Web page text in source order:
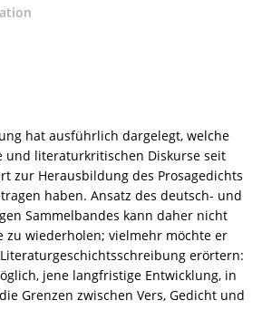
hat ausführlich dargelegt, welche
und literaturkritischen Diskurse seit
zur Herausbildung des Prosagedichts
haben. Ansatz des deutsch- und
Sammelbandes kann daher nicht
zu wiederholen; vielmehr möchte er
erörtern:
jene langfristige Entwicklung, in
Grenzen zwischen Vers, Gedicht und